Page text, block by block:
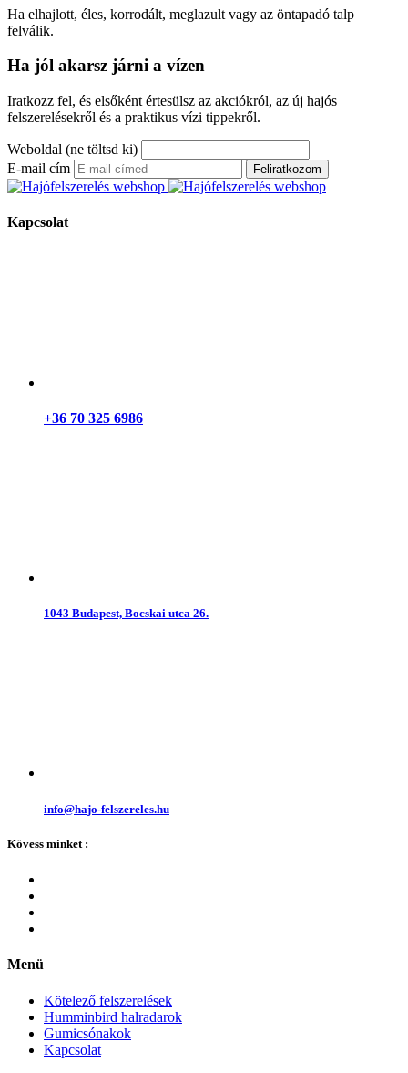
Ha elhajlott, éles, korrodált, meglazult vagy az öntapadó talp
felválik.
Ha jól akarsz járni a vízen
Iratkozz fel, és elsőként értesülsz az akciókról, az új hajós
felszerelésekről és a praktikus vízi tippekről.
Weboldal (ne töltsd ki)
E-mail cím
Feliratkozom
Kapcsolat
+36 70 325 6986
1043 Budapest, Bocskai utca 26.
info@hajo-felszereles.hu
Kövess minket :
Menü
Kötelező felszerelések
Humminbird halradarok
Gumicsónakok
Kapcsolat